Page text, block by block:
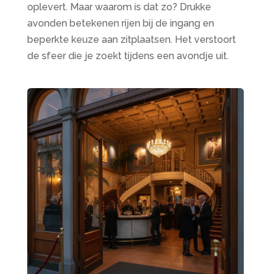
oplevert. Maar waarom is dat zo? Drukke
avonden betekenen rijen bij de ingang en
beperkte keuze aan zitplaatsen. Het verstoort
de sfeer die je zoekt tijdens een avondje uit.